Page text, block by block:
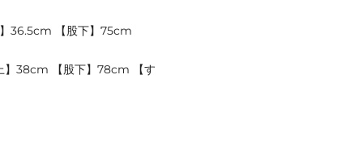
36.5cm 【股下】75cm
】38cm 【股下】78cm 【す